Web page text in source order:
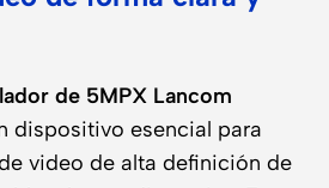
de 5MPX Lancom
dispositivo esencial para
video de alta definición de